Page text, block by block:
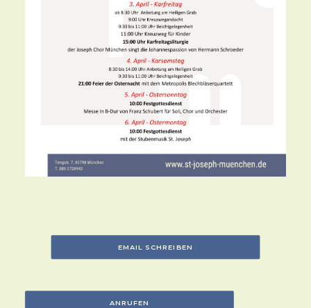
EMAIL SCHREIBEN
ANRUFEN